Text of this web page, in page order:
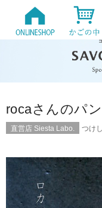
rocaさんのパ
直営店 Siesta Labo. つけ